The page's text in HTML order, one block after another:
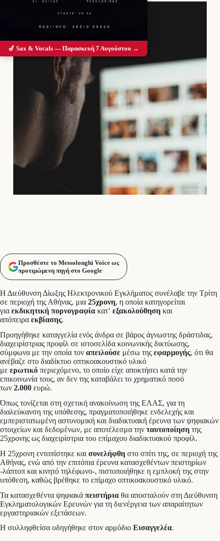
Προσθέστε το Messolonghi Voice ως
προτιμώμενη πηγή στο Google
Η Διεύθυνση Δίωξης Ηλεκτρονικού Εγκλήματος συνέλαβε την Τρίτη
σε περιοχή της Αθήνας, μια 25χρονη, η οποία κατηγορείται
για εκδικητική πορνογραφία κατ’ εξακολούθηση και
απόπειρα εκβίασης.
Προηγήθηκε καταγγελία ενός άνδρα σε βάρος άγνωστης δράστιδας,
διαχειρίστριας προφίλ σε ιστοσελίδα κοινωνικής δικτύωσης,
σύμφωνα με την οποία τον απειλούσε μέσω της εφαρμογής, ότι θα
ανέβαζε στο διαδίκτυο οπτικοακουστικό υλικό
με ερωτικό περιεχόμενο, το οποίο είχε αποκτήσει κατά την
επικοινωνία τους, αν δεν της καταβάλει το χρηματικό ποσό
των 2.000 ευρώ.
Όπως τονίζεται στη σχετική ανακοίνωση της ΕΛΑΣ, για τη
διαλεύκανση της υπόθεσης, πραγματοποιήθηκε ενδελεχής και
εμπεριστατωμένη αστυνομική και διαδικτυακή έρευνα των ψηφιακών
στοιχείων και δεδομένων, με αποτέλεσμα την ταυτοποίηση της
25χρονης ως διαχειρίστρια του επίμαχου διαδικτυακού προφίλ.
Η 25χρονη εντοπίστηκε και συνελήφθη στο σπίτι της, σε περιοχή της
Αθήνας, ενώ από την επιτόπια έρευνα κατασχεθέντων πειστηρίων
-λάπτοπ και κινητό τηλέφωνο-, πιστοποιήθηκε η εμπλοκή της στην
υπόθεση, καθώς βρέθηκε το επίμαχο οπτικοακουστικό υλικό.
Τα κατασχεθέντα ψηφιακά πειστήρια θα αποσταλούν στη Διεύθυνση
Εγκληματολογικών Ερευνών για τη διενέργεια των απαραίτητων
εργαστηριακών εξετάσεων.
Η συλληφθείσα οδηγήθηκε στον αρμόδιο Εισαγγελέα.
🎷 Sax & Vocals — Παρασκευή 7 Αυγούστου →